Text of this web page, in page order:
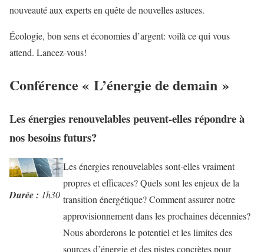
nouveauté aux experts en quête de nouvelles astuces.
Écologie, bon sens et économies d’argent: voilà ce qui vous
attend. Lancez-vous!
Conférence « L’énergie de demain »
Les énergies renouvelables peuvent-elles répondre à
nos besoins futurs?
Durée: 1h30
Les énergies renouvelables sont-elles vraiment
propres et efficaces? Quels sont les enjeux de la
transition énergétique? Comment assurer notre
approvisionnement dans les prochaines décennies?
Nous aborderons le potentiel et les limites des
sources d’énergie et des pistes concrètes pour